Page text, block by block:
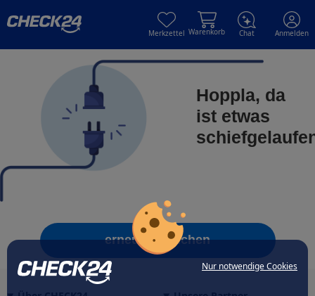
Nur notwendige Cookies
Merkzettel Warenkorb Chat Anmelden
Hoppla, da
ist etwas
erneut versuchen